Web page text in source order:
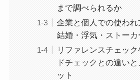
まで調べられるか
企業と個人での使われ
結婚・浮気・ストーカ
リファレンスチェッ
ドチェックとの違い
ット